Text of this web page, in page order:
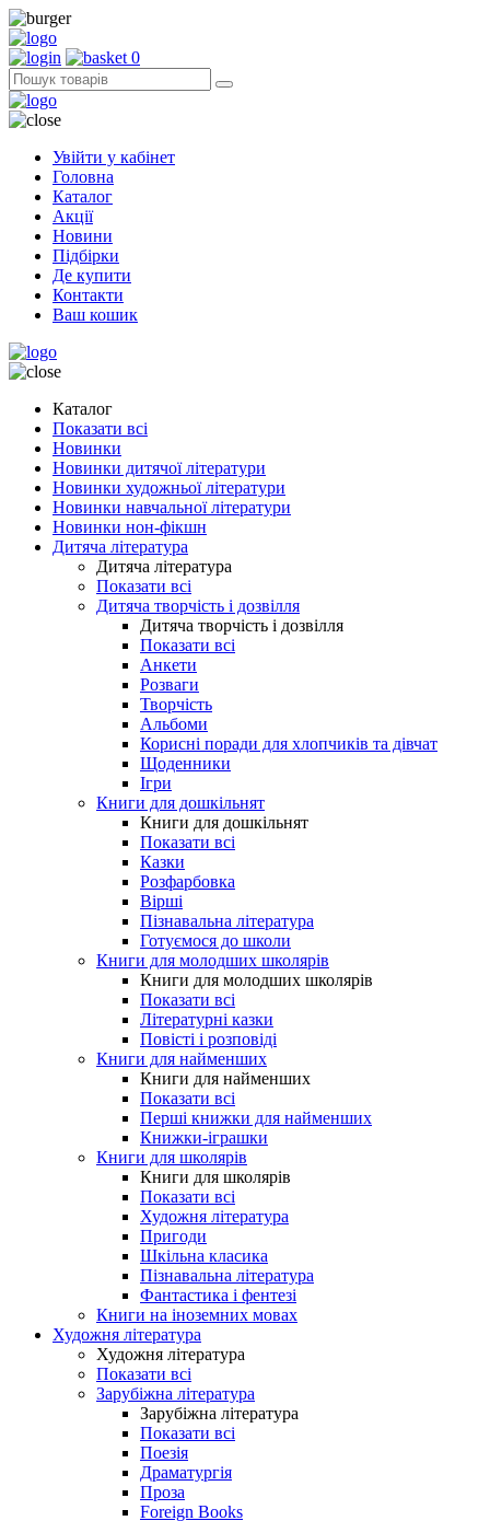
0
Увійти у кабінет
Головна
Каталог
Акції
Новини
Підбірки
Де купити
Контакти
Ваш кошик
Каталог
Показати всі
Новинки
Новинки дитячої літератури
Новинки художньої літератури
Новинки навчальної літератури
Новинки нон-фікшн
Дитяча література
Дитяча література
Показати всі
Дитяча творчість і дозвілля
Дитяча творчість і дозвілля
Показати всі
Анкети
Розваги
Творчість
Альбоми
Корисні поради для хлопчиків та дівчат
Щоденники
Ігри
Книги для дошкільнят
Книги для дошкільнят
Показати всі
Казки
Розфарбовка
Вірші
Пізнавальна література
Готуємося до школи
Книги для молодших школярів
Книги для молодших школярів
Показати всі
Літературні казки
Повісті і розповіді
Книги для найменших
Книги для найменших
Показати всі
Перші книжки для найменших
Книжки-іграшки
Книги для школярів
Книги для школярів
Показати всі
Художня література
Пригоди
Шкільна класика
Пізнавальна література
Фантастика і фентезі
Книги на іноземних мовах
Художня література
Художня література
Показати всі
Зарубіжна література
Зарубіжна література
Показати всі
Поезія
Драматургія
Проза
Foreign Books